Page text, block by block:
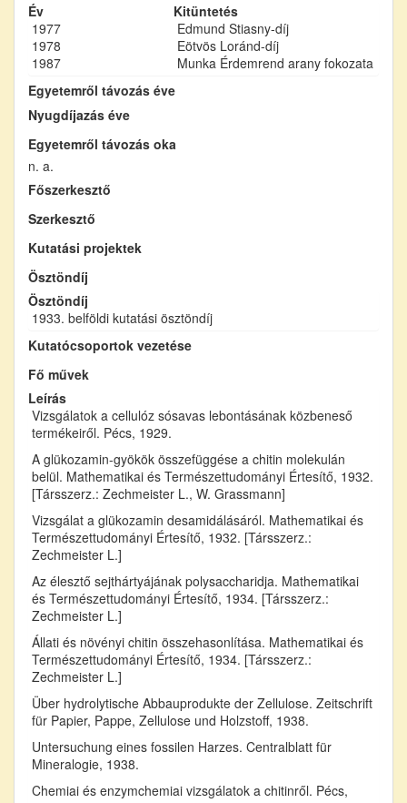
Év
Kitüntetés
1977
Edmund Stiasny-díj
1978
Eötvös Loránd-díj
1987
Munka Érdemrend arany fokozata
Egyetemről távozás éve
Nyugdíjazás éve
Egyetemről távozás oka
n. a.
Főszerkesztő
Szerkesztő
Kutatási projektek
Ösztöndíj
Ösztöndíj
1933. belföldi kutatási ösztöndíj
Kutatócsoportok vezetése
Fő művek
Leírás
Vizsgálatok a cellulóz sósavas lebontásának közbeneső
termékeiről. Pécs, 1929.
A glükozamin-gyökök összefüggése a chitin molekulán
belül. Mathematikai és Természettudományi Értesítő, 1932.
[Társszerz.: Zechmeister L., W. Grassmann]
Vizsgálat a glükozamin desamidálásáról. Mathematikai és
Természettudományi Értesítő, 1932. [Társszerz.:
Zechmeister L.]
Az élesztő sejthártyájának polysaccharidja. Mathematikai
és Természettudományi Értesítő, 1934. [Társszerz.:
Zechmeister L.]
Állati és növényi chitin összehasonlítása. Mathematikai és
Természettudományi Értesítő, 1934. [Társszerz.:
Zechmeister L.]
Über hydrolytische Abbauprodukte der Zellulose. Zeitschrift
für Papier, Pappe, Zellulose und Holzstoff, 1938.
Untersuchung eines fossilen Harzes. Centralblatt für
Mineralogie, 1938.
Chemiai és enzymchemiai vizsgálatok a chitinről. Pécs,